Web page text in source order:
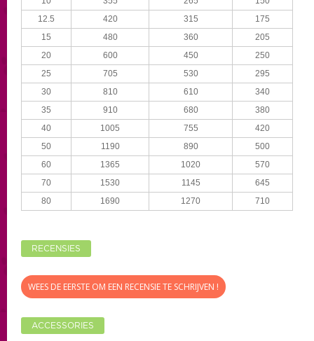
12.5
420 315
175
15
480 360
205
20
600 450
250
25
705 530
295
30
810 610
340
35
910 680
380
40
1005 755
420
50
1190 890
500
60
1365 1020
570
70
1530 1145
645
80
1690 1270 710
RECENSIES
WEES DE EERSTE OM EEN RECENSIE TE SCHRIJVEN !
ACCESSORIES